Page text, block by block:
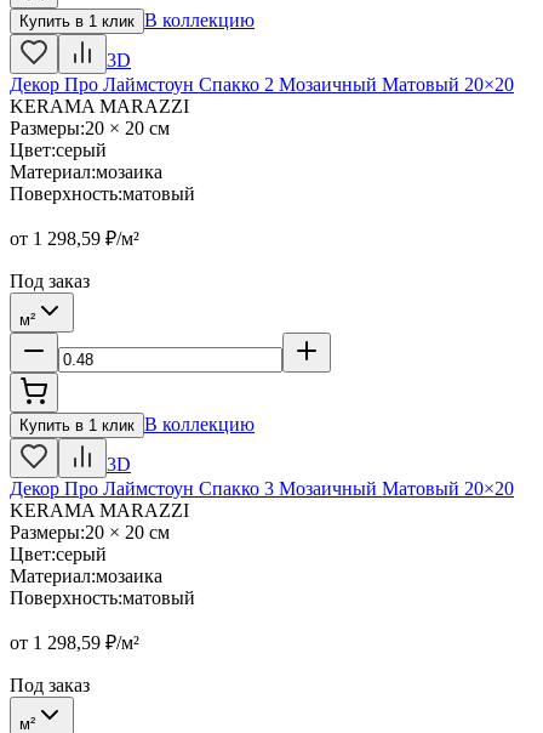
Купить в 1 клик В коллекцию
3D
Декор Про Лаймстоун Спакко 2 Мозаичный Матовый 20×20
KERAMA MARAZZI
Размеры:20 × 20 см
Цвет:серый
Материал:мозаика
Поверхность:матовый
от 1 298,59 ₽/м²
Под заказ
м²
Купить в 1 клик В коллекцию
3D
Декор Про Лаймстоун Спакко 3 Мозаичный Матовый 20×20
KERAMA MARAZZI
Размеры:20 × 20 см
Цвет:серый
Материал:мозаика
Поверхность:матовый
от 1 298,59 ₽/м²
Под заказ
м²